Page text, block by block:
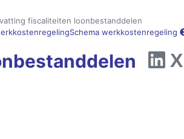
fiscaliteiten loonbestanddelen
Schema werkkostenregeling